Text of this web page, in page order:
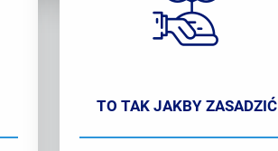
TO TAK JAKBY ZASADZIĆ